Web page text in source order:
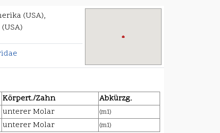
(USA),
Körpert./Zahn
Abkürzg.
unterer Molar
(m1)
unterer Molar (m1)